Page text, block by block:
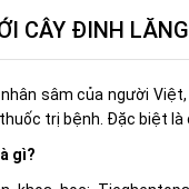
CÂY ĐINH
sâm của người
trị bệnh. Đặc biệt
gì?